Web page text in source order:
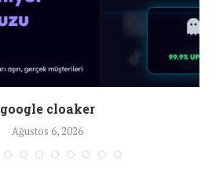
google cloaker
Ağustos 6, 2026